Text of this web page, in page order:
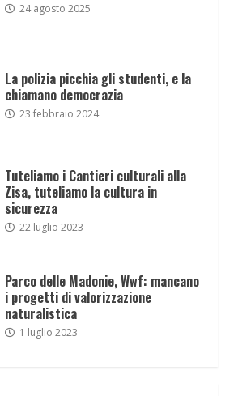
24 agosto 2025
La polizia picchia gli studenti, e la
chiamano democrazia
23 febbraio 2024
Tuteliamo i Cantieri culturali alla
Zisa, tuteliamo la cultura in
sicurezza
22 luglio 2023
Parco delle Madonie, Wwf: mancano
i progetti di valorizzazione
naturalistica
1 luglio 2023